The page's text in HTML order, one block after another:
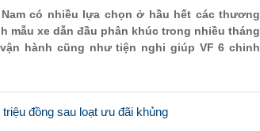
có nhiều lựa chọn ở hầu hết các thương
mẫu xe dẫn đầu phân khúc trong nhiều tháng
hành cũng như tiện nghi giúp VF 6 chinh
đồng sau loạt ưu đãi khủng